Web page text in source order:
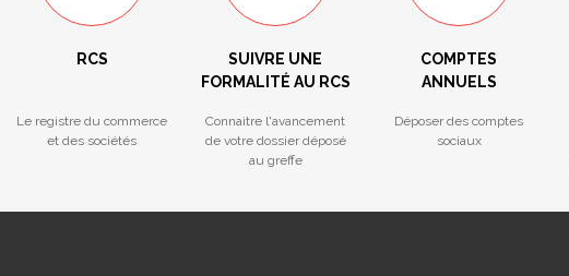
RCS
Le registre du commerce
et des sociétés
SUIVRE UNE
FORMALITÉ AU RCS
Connaitre l'avancement
de votre dossier déposé
au greffe
COMPTES
ANNUELS
Déposer des comptes
sociaux